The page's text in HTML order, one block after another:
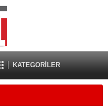
KATEGORİLER